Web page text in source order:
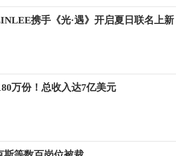
携手《光·遇》开启夏日联名上新
万份！总收入达7亿美元